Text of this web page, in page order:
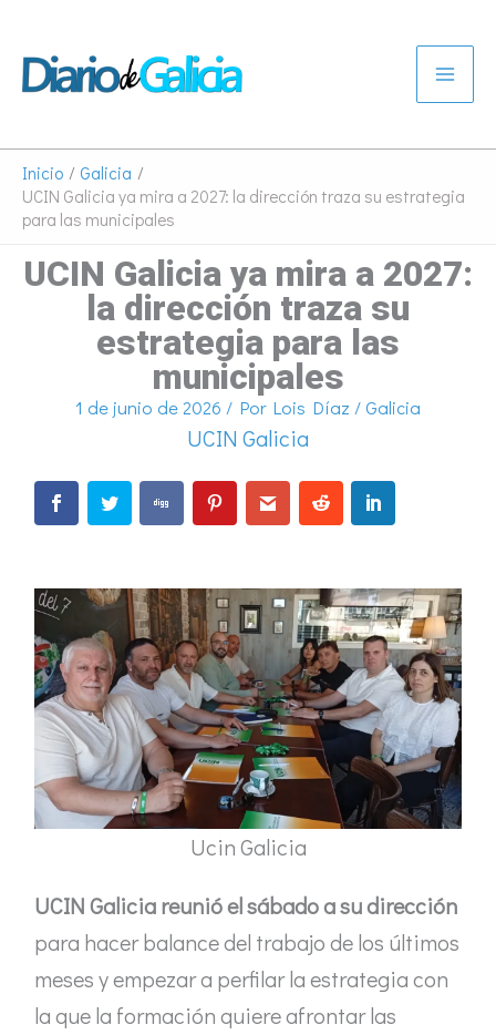
contenido
Inicio
Galicia
UCIN Galicia ya mira a 2027: la dirección traza su estrategia
para las municipales
UCIN Galicia ya mira a 2027:
la dirección traza su
estrategia para las
municipales
1 de junio de 2026 / Por Lois Díaz /Galicia
UCIN Galicia
Ucin Galicia
UCIN Galicia reunió el sábado a su dirección
para hacer balance del trabajo de los últimos
meses y empezar a perfilar la estrategia con
la que la formación quiere afrontar las